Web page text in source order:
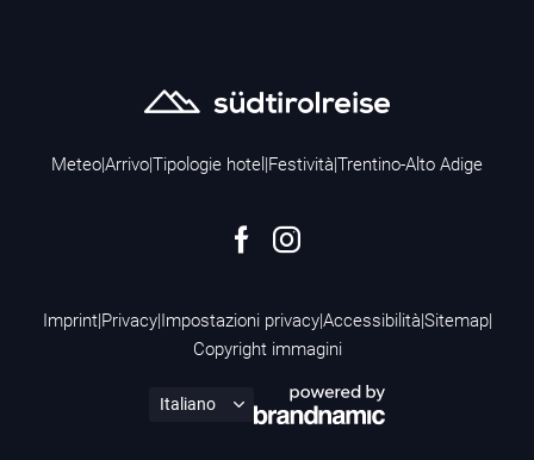
Meteo|Arrivo|Tipologie hotel |Festività|Trentino-Alto Adige
Imprint|Privacy|Impostazioni privacy|Accessibilità|Sitemap|
Copyright immagini